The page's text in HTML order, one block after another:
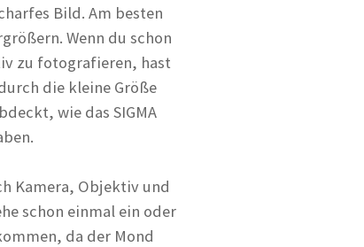
Bild. Am besten
Wenn du schon
zu fotografieren, hast
die kleine Größe
wie das SIGMA
Kamera, Objektiv und
schon einmal ein oder
da der Mond